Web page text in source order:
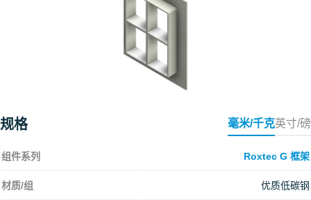
规格 毫米/千克英寸/磅
组件系列 Roxtec G 框架
材质/组 优质低碳钢